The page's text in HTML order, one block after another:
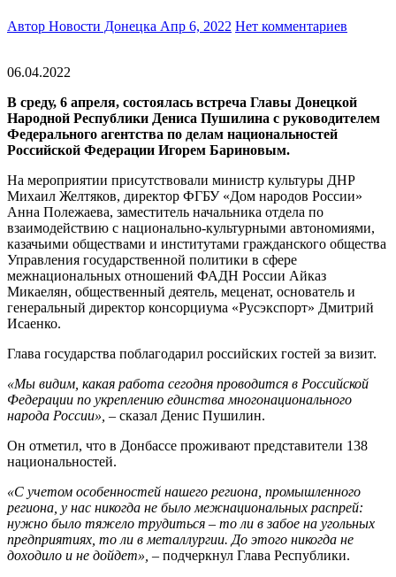
Автор Новости Донецка Апр 6, 2022 Нет комментариев
06.04.2022
В среду, 6 апреля, состоялась встреча Главы Донецкой
Народной Республики Дениса Пушилина с руководителем
Федерального агентства по делам национальностей
Российской Федерации Игорем Бариновым.
На мероприятии присутствовали министр культуры ДНР
Михаил Желтяков, директор ФГБУ «Дом народов России»
Анна Полежаева, заместитель начальника отдела по
взаимодействию с национально-культурными автономиями,
казачьими обществами и институтами гражданского общества
Управления государственной политики в сфере
межнациональных отношений ФАДН России Айказ
Микаелян, общественный деятель, меценат, основатель и
генеральный директор консорциума «Русэкспорт» Дмитрий
Исаенко.
Глава государства поблагодарил российских гостей за визит.
«Мы видим, какая работа сегодня проводится в Российской
Федерации по укреплению единства многонационального
народа России», – сказал Денис Пушилин.
Он отметил, что в Донбассе проживают представители 138
национальностей.
«С учетом особенностей нашего региона, промышленного
региона, у нас никогда не было межнациональных распрей:
нужно было тяжело трудиться – то ли в забое на угольных
предприятиях, то ли в металлургии. До этого никогда не
доходило и не дойдет», – подчеркнул Глава Республики.